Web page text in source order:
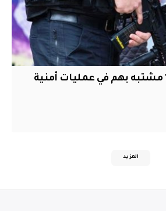
تركيا: توقيف 104 مشتبه بهم في عمليات أمنية
المزيد